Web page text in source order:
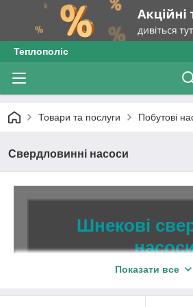
Теплополіс
Товари та послуги Побутові
Свердловинні насоси
Шнекові
Великий вибір шнекових
насосів з напором 50 і
Показати все